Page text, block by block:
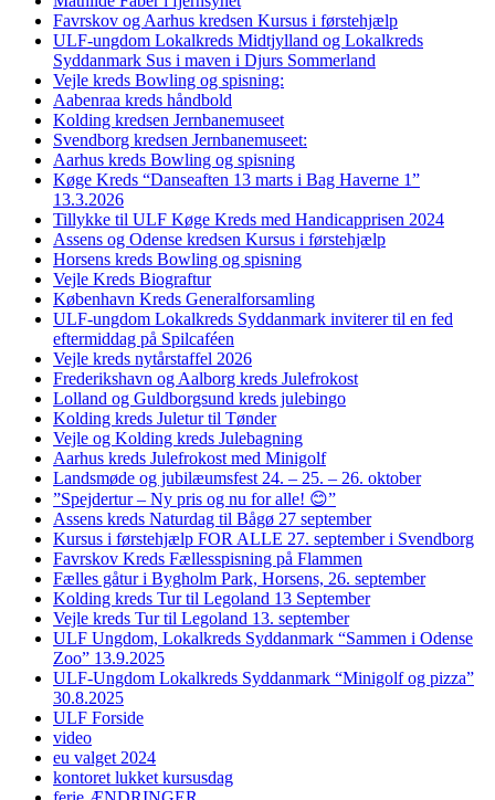
Favrskov og Aarhus kredsen Kursus i førstehjælp
ULF-ungdom Lokalkreds Midtjylland og Lokalkreds
Syddanmark Sus i maven i Djurs Sommerland
Vejle kreds Bowling og spisning:
Aabenraa kreds håndbold
Kolding kredsen Jernbanemuseet
Svendborg kredsen Jernbanemuseet:
Aarhus kreds Bowling og spisning
Køge Kreds “Danseaften 13 marts i Bag Haverne 1”
13.3.2026
Tillykke til ULF Køge Kreds med Handicapprisen 2024
Assens og Odense kredsen Kursus i førstehjælp
Horsens kreds Bowling og spisning
Vejle Kreds Biograftur
København Kreds Generalforsamling
ULF-ungdom Lokalkreds Syddanmark inviterer til en fed
eftermiddag på Spilcaféen
Vejle kreds nytårstaffel 2026
Frederikshavn og Aalborg kreds Julefrokost
Lolland og Guldborgsund kreds julebingo
Kolding kreds Juletur til Tønder
Vejle og Kolding kreds Julebagning
Aarhus kreds Julefrokost med Minigolf
Landsmøde og jubilæumsfest 24. – 25. – 26. oktober
”Spejdertur – Ny pris og nu for alle! 😊”
Assens kreds Naturdag til Bågø 27 september
Kursus i førstehjælp FOR ALLE 27. september i Svendborg
Favrskov Kreds Fællesspisning på Flammen
Fælles gåtur i Bygholm Park, Horsens, 26. september
Kolding kreds Tur til Legoland 13 September
Vejle kreds Tur til Legoland 13. september
ULF Ungdom, Lokalkreds Syddanmark “Sammen i Odense
Zoo” 13.9.2025
ULF-Ungdom Lokalkreds Syddanmark “Minigolf og pizza”
30.8.2025
ULF Forside
video
eu valget 2024
kontoret lukket kursusdag